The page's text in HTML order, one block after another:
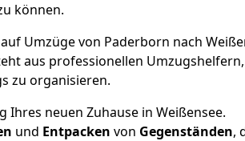
können.
Umzüge von Paderborn nach
aus professionellen
zu organisieren.
neuen Zuhause in Weißensee.
und Entpacken von Gegenständen,